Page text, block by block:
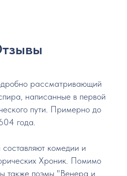
рассматривающий
написанные в первой
пути. Примерно до
года.
комедии и
Хроник. Помимо
также поэмы "Венера и